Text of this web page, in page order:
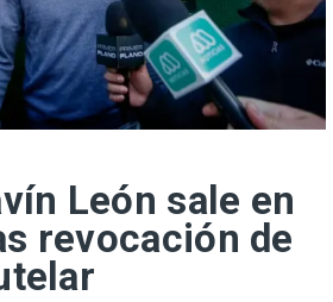
León sale en
revocación de